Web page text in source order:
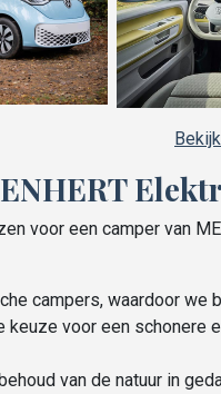
voor een camper van
campers, waardoor we
voor een schonere
van de natuur in